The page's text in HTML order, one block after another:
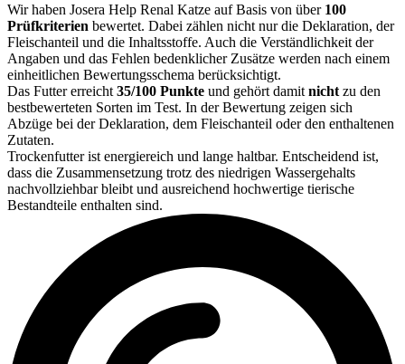
Wir haben Josera Help Renal Katze auf Basis von über 100
Prüfkriterien bewertet. Dabei zählen nicht nur die Deklaration, der
Fleischanteil und die Inhaltsstoffe. Auch die Verständlichkeit der
Angaben und das Fehlen bedenklicher Zusätze werden nach einem
einheitlichen Bewertungsschema berücksichtigt.
Das Futter erreicht 35/100 Punkte und gehört damit nicht zu den
bestbewerteten Sorten im Test. In der Bewertung zeigen sich
Abzüge bei der Deklaration, dem Fleischanteil oder den enthaltenen
Zutaten.
Trockenfutter ist energiereich und lange haltbar. Entscheidend ist,
dass die Zusammensetzung trotz des niedrigen Wassergehalts
nachvollziehbar bleibt und ausreichend hochwertige tierische
Bestandteile enthalten sind.